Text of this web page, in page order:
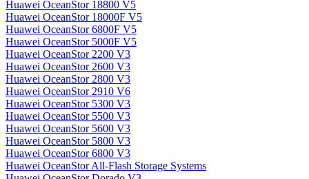
Huawei OceanStor 18800 V5
Huawei OceanStor 18000F V5
Huawei OceanStor 6800F V5
Huawei OceanStor 5000F V5
Huawei OceanStor 2200 V3
Huawei OceanStor 2600 V3
Huawei OceanStor 2800 V3
Huawei OceanStor 2910 V6
Huawei OceanStor 5300 V3
Huawei OceanStor 5500 V3
Huawei OceanStor 5600 V3
Huawei OceanStor 5800 V3
Huawei OceanStor 6800 V3
Huawei OceanStor All-Flash Storage Systems